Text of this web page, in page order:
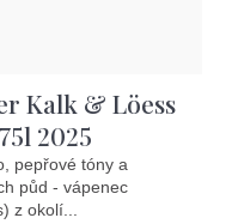
Kalk & Löess
2025
pepřové tóny a
půd - vápenec
z okolí...